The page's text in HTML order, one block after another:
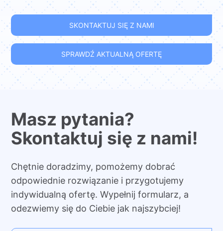
SKONTAKTUJ SIĘ Z NAMI
SPRAWDŹ AKTUALNĄ OFERTĘ
Masz pytania?
Skontaktuj się z nami!
Chętnie doradzimy, pomożemy dobrać
odpowiednie rozwiązanie i przygotujemy
indywidualną ofertę. Wypełnij formularz, a
odezwiemy się do Ciebie jak najszybciej!